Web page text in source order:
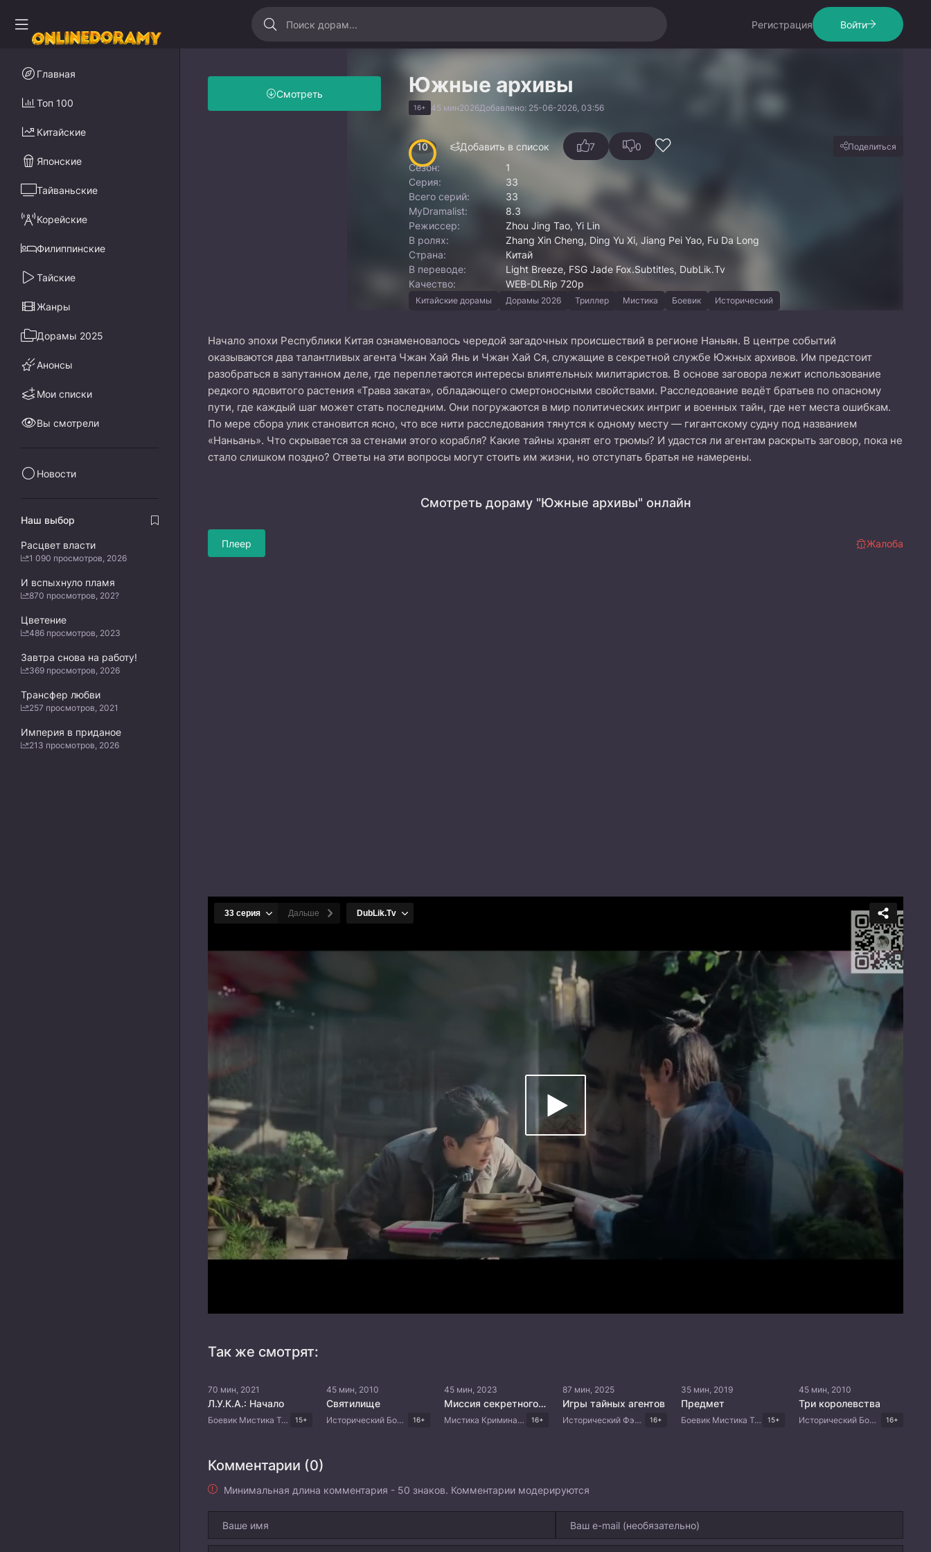
Регистрация Войти
Южные архивы
16+ 45 мин2026Добавлено: 25-06-2026, 03:56
Смотреть
10 Добавить в список 7 0 Поделиться
Сезон:
1
Серия:
33
Всего серий:
33
MyDramalist:
8.3
Режиссер:
Zhou Jing Tao, Yi Lin
В ролях:
Zhang Xin Cheng, Ding Yu Xi, Jiang Pei Yao, Fu Da Long
Страна:
Китай
В переводе:
Light Breeze, FSG Jade Fox.Subtitles, DubLik.Tv
Качество:
WEB-DLRip 720p
Китайские дорамы Дорамы 2026 Триллер Мистика Боевик Исторический
Начало эпохи Республики Китая ознаменовалось чередой загадочных происшествий в регионе Наньян. В центре событий
оказываются два талантливых агента Чжан Хай Янь и Чжан Хай Ся, служащие в секретной службе Южных архивов. Им предстоит
разобраться в запутанном деле, где переплетаются интересы влиятельных милитаристов. В основе заговора лежит использование
редкого ядовитого растения «Трава заката», обладающего смертоносными свойствами. Расследование ведёт братьев по опасному
пути, где каждый шаг может стать последним. Они погружаются в мир политических интриг и военных тайн, где нет места ошибкам.
По мере сбора улик становится ясно, что все нити расследования тянутся к одному месту — гигантскому судну под названием
«Наньань». Что скрывается за стенами этого корабля? Какие тайны хранят его трюмы? И удастся ли агентам раскрыть заговор, пока не
стало слишком поздно? Ответы на эти вопросы могут стоить им жизни, но отступать братья не намерены.
Смотреть дораму "Южные архивы" онлайн
Плеер Жалоба
Так же смотрят:
70 мин, 2021
Л.У.К.А.: Начало
Боевик Мистика Триллер Корейские дорамы 15+
45 мин, 2010
Святилище
Исторический Боевик Драма Китайские дорамы 16+
45 мин, 2023
Миссия секретного агента
Мистика Криминал Китайские дорамы 16+
87 мин, 2025
Игры тайных агентов
Исторический Фэнтези Китайские дорамы Дорамы 2025 16+
35 мин, 2019
Предмет
Боевик Мистика Триллер Корейские дорамы 15+
45 мин, 2010
Три королевства
Исторический Боевик Китайские дорамы 16+
Комментарии (0)
Минимальная длина комментария - 50 знаков. Комментарии модерируются
Главная
Топ 100
Китайские
Японские
Тайваньские
Корейские
Филиппинские
Тайские
Жанры
Дорамы 2025
Анонсы
Мои списки
Вы смотрели
Новости
Наш выбор
Расцвет власти
1 090 просмотров, 2026
И вспыхнуло пламя
870 просмотров, 202?
Цветение
486 просмотров, 2023
Завтра снова на работу!
369 просмотров, 2026
Трансфер любви
257 просмотров, 2021
Империя в приданое
213 просмотров, 2026